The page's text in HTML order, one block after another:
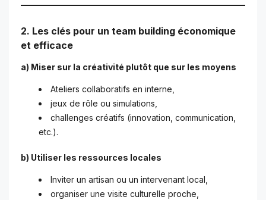
2. Les clés pour un team building économique
et efficace
a) Miser sur la créativité plutôt que sur les moyens
Ateliers collaboratifs en interne,
jeux de rôle ou simulations,
challenges créatifs (innovation, communication,
etc.).
b) Utiliser les ressources locales
Inviter un artisan ou un intervenant local,
organiser une visite culturelle proche,